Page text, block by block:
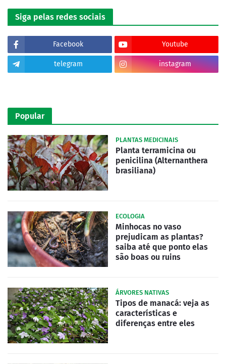
Siga pelas redes sociais
Facebook Youtube
telegram instagram
Popular
PLANTAS MEDICINAIS
Planta terramicina ou
penicilina (Alternanthera
brasiliana)
ECOLOGIA
Minhocas no vaso
prejudicam as plantas?
saiba até que ponto elas
são boas ou ruins
ÁRVORES NATIVAS
Tipos de manacá: veja as
características e
diferenças entre eles